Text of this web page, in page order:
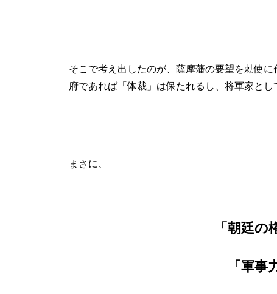
そこで考え出したのが、薩摩藩の要望を勅使
府であれば「体裁」は保たれるし、将軍家と
まさに、
「朝廷の
「軍事